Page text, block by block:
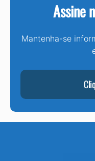
Assine
Mantenha-se